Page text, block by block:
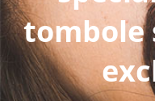
tombole